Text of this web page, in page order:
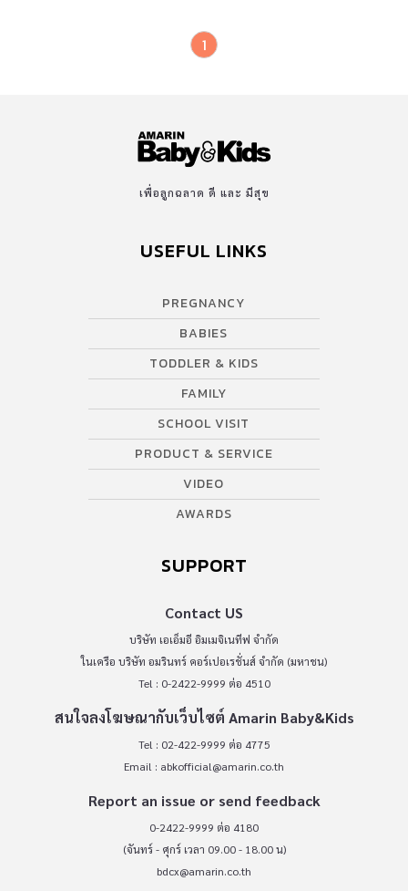
1
เพื่อลูกฉลาด ดี และ มีสุข
USEFUL LINKS
PREGNANCY
BABIES
TODDLER & KIDS
FAMILY
SCHOOL VISIT
PRODUCT & SERVICE
VIDEO
AWARDS
SUPPORT
Contact US
บริษัท เอเอ็มอี อิมเมจิเนทีฟ จำกัด
ในเครือ บริษัท อมรินทร์ คอร์เปอเรชั่นส์ จำกัด (มหาชน)
Tel : 0-2422-9999 ต่อ 4510
สนใจลงโฆษณากับเว็บไซต์ Amarin Baby&Kids
Tel : 02-422-9999 ต่อ 4775
Email : abkofficial@amarin.co.th
Report an issue or send feedback
0-2422-9999 ต่อ 4180
(จันทร์ - ศุกร์ เวลา 09.00 - 18.00 น)
bdcx@amarin.co.th